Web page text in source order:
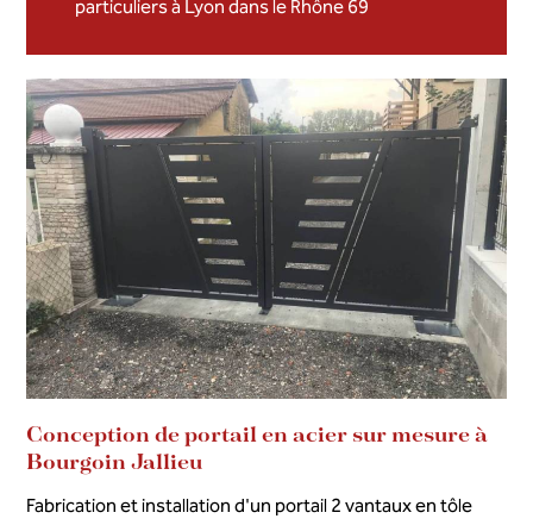
particuliers à Lyon dans le Rhône 69
Conception de portail en acier sur mesure à
Bourgoin Jallieu
Fabrication et installation d'un portail 2 vantaux en tôle